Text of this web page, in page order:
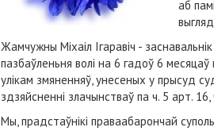
аб
Жамчужны Міхаіл Ігаравіч -
пазбаўленьня волі на 6 гадоў 6
улікам змяненняў, унесеных у прысуд
здзяйсненні злачынстваў па ч. 5 арт. 16,
Мы, прадстаўнікі праваабарончай